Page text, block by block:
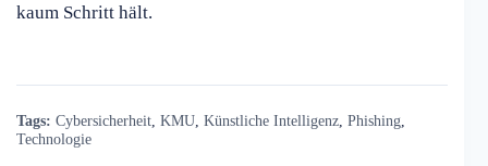
kaum Schritt hält.
Tags: Cybersicherheit KMU Künstliche Intelligenz Phishing
Technologie